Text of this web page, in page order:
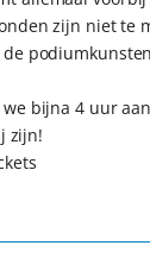
zijn niet te
bijna 4 uur
zijn!